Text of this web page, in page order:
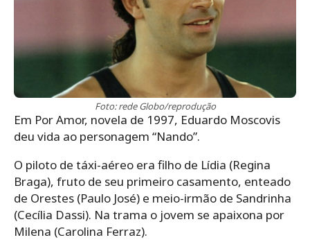
Foto: rede Globo/reprodução
Em Por Amor, novela de 1997, Eduardo Moscovis
deu vida ao personagem “Nando”.
O piloto de táxi-aéreo era filho de Lídia (Regina
Braga), fruto de seu primeiro casamento, enteado
de Orestes (Paulo José) e meio-irmão de Sandrinha
(Cecília Dassi). Na trama o jovem se apaixona por
Milena (Carolina Ferraz).